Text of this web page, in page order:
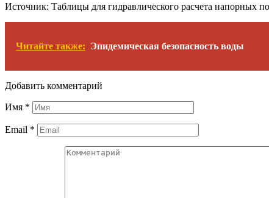
Источник: Таблицы для гидравлического расчета
Читайте также: Эпидемическая безопасность воды
Добавить комментарий
Имя *
Email *